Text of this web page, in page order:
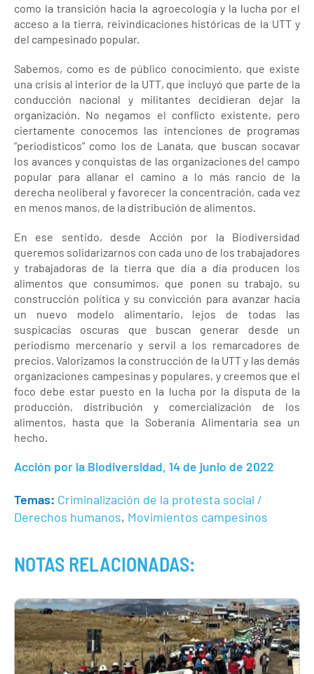
como la transición hacia la agroecología y la lucha por el
acceso a la tierra, reivindicaciones históricas de la UTT y
del campesinado popular.
Sabemos, como es de público conocimiento, que existe
una crisis al interior de la UTT, que incluyó que parte de la
conducción nacional y militantes decidieran dejar la
organización. No negamos el conflicto existente, pero
ciertamente conocemos las intenciones de programas
“periodísticos” como los de Lanata, que buscan socavar
los avances y conquistas de las organizaciones del campo
popular para allanar el camino a lo más rancio de la
derecha neoliberal y favorecer la concentración, cada vez
en menos manos, de la distribución de alimentos.
En ese sentido, desde Acción por la Biodiversidad
queremos solidarizarnos con cada uno de los trabajadores
y trabajadoras de la tierra que día a día producen los
alimentos que consumimos, que ponen su trabajo, su
construcción política y su convicción para avanzar hacia
un nuevo modelo alimentario, lejos de todas las
suspicacias oscuras que buscan generar desde un
periodismo mercenario y servil a los remarcadores de
precios. Valorizamos la construcción de la UTT y las demás
organizaciones campesinas y populares, y creemos que el
foco debe estar puesto en la lucha por la disputa de la
producción, distribución y comercialización de los
alimentos, hasta que la Soberanía Alimentaria sea un
hecho.
Acción por la Biodiversidad, 14 de junio de 2022
Temas: Criminalización de la protesta social /
Derechos humanos, Movimientos campesinos
NOTAS RELACIONADAS: